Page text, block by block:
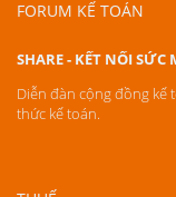
FORUM KẾ TOÁN
SHARE - KẾT NỐI SỨC
Diễn đàn cộng đồng kế
thức kế toán.